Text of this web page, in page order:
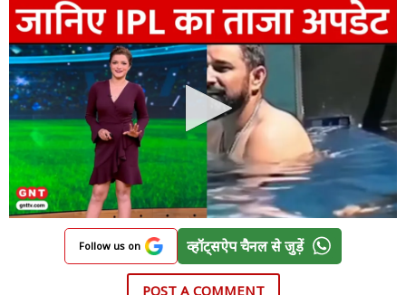
Follow us on व्हॉट्सऐप चैनल से जुड़ें
POST A COMMENT